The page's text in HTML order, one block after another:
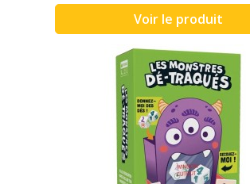
Voir le produit